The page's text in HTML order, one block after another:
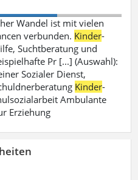
Wandel ist mit vielen
verbunden. Kinder-
Suchtberatung und
Pr [...] (Auswahl):
Sozialer Dienst,
Kinder-
Ambulante
Erziehung